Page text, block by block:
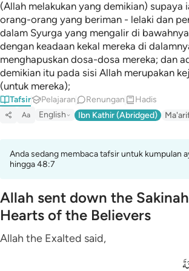
(Allah melakukan yang demikian) supaya
orang-orang yang beriman - lelaki dan
dalam Syurga yang mengalir di
dengan keadaan kekal mereka di
menghapuskan dosa-dosa mereka; dan
demikian itu pada sisi Allah merupakan
(untuk mereka);
Tafsir Pelajaran Renungan Hadis
Aa English Ibn Kathir (Abridged)
Anda sedang membaca tafsir untuk kumpulan
hingga 48:7
Allah sent down the
Hearts of the Believers
Allah the Exalted said,